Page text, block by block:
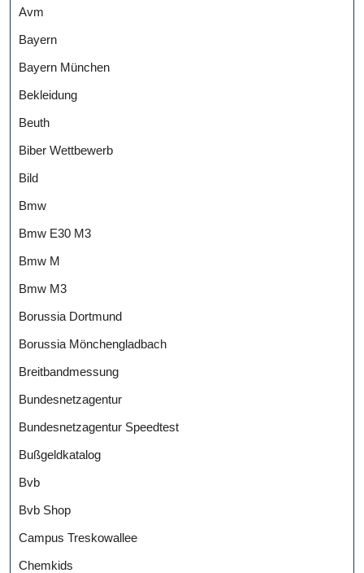
Avm
Bayern
Bayern München
Bekleidung
Beuth
Biber Wettbewerb
Bild
Bmw
Bmw E30 M3
Bmw M
Bmw M3
Borussia Dortmund
Borussia Mönchengladbach
Breitbandmessung
Bundesnetzagentur
Bundesnetzagentur Speedtest
Bußgeldkatalog
Bvb
Bvb Shop
Campus Treskowallee
Chemkids